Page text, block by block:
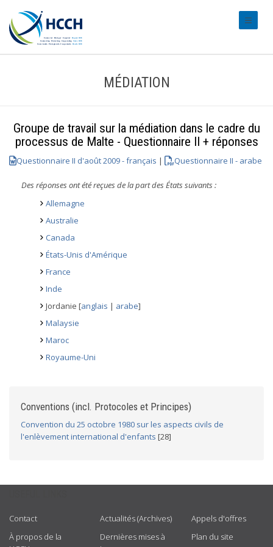
MÉDIATION
Groupe de travail sur la médiation dans le cadre du
processus de Malte - Questionnaire II + réponses
Questionnaire II d'août 2009 - français | Questionnaire II - arabe
Des réponses ont été reçues de la part des États suivants :
Allemagne
Australie
Canada
États-Unis d'Amérique
France
Inde
Jordanie [anglais | arabe]
Malaysie
Maroc
Royaume-Uni
Conventions (incl. Protocoles et Principes)
Convention du 25 octobre 1980 sur les aspects civils de
l'enlèvement international d'enfants [28]
Contact
À propos de la
Actualités (Archives)
Dernières mises à
Appels d'offres
Plan du site